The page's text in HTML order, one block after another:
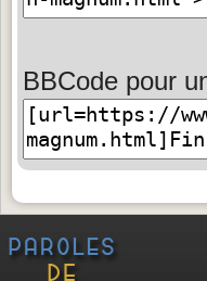
BBCode pour